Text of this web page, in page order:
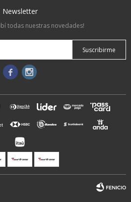
Newsletter
todas nuestras novedades!
Suscribirme
 